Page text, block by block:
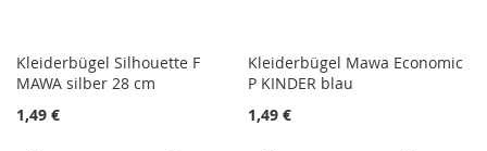
Kleiderbügel Silhouette F
MAWA silber 28 cm
1,49 €
Kleiderbügel Mawa Economic
P KINDER blau
1,49 €